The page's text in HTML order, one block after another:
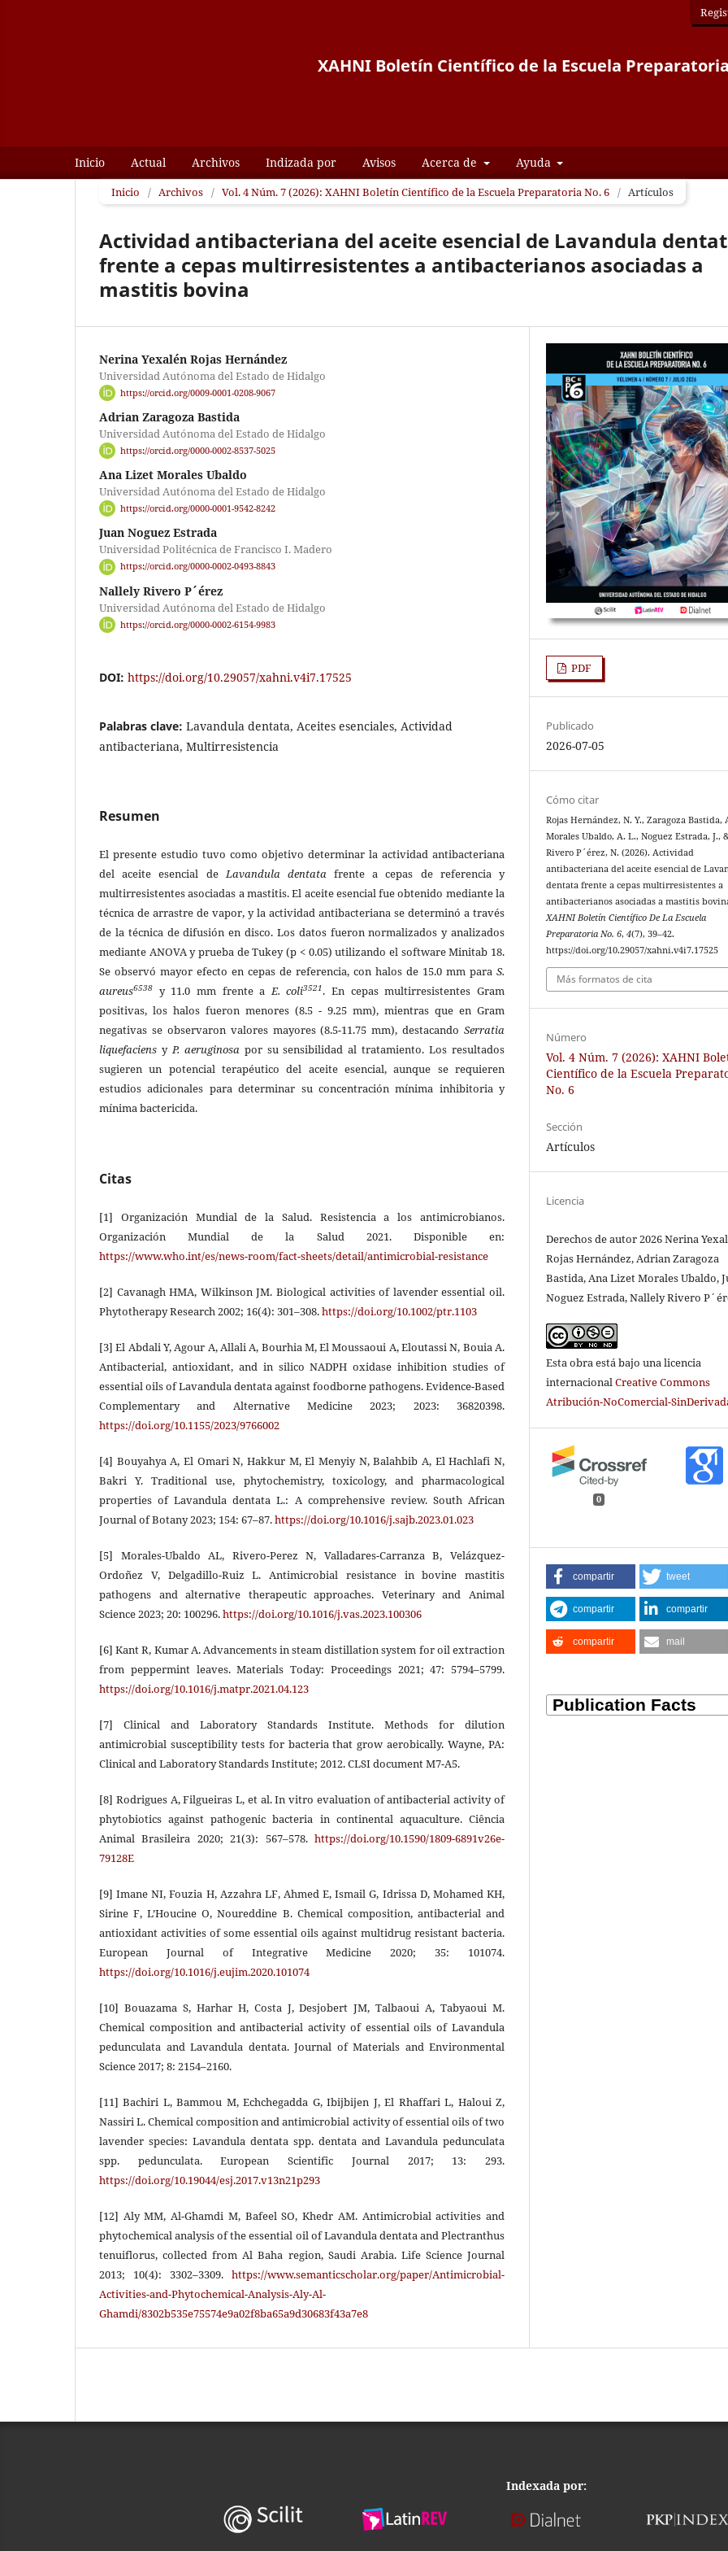
XAHNI Boletín Científico de la Escuela
Inicio Actual Archivos Indizada por Avisos Acerca de Ayuda
Inicio / Archivos / Vol. 4 Núm. 7 (2026): XAHNI Boletín Científico de la Escuela Preparatoria No. 6 / Artículos
Actividad antibacteriana del aceite esencial de Lavandula
frente a cepas multirresistentes a antibacterianos asociadas a
mastitis bovina
Nerina Yexalén Rojas Hernández
Universidad Autónoma del Estado de Hidalgo
https://orcid.org/0009-0001-0208-9067
Adrian Zaragoza Bastida
Universidad Autónoma del Estado de Hidalgo
https://orcid.org/0000-0002-8537-5025
Ana Lizet Morales Ubaldo
Universidad Autónoma del Estado de Hidalgo
https://orcid.org/0000-0001-9542-8242
Juan Noguez Estrada
Universidad Politécnica de Francisco I. Madero
https://orcid.org/0000-0002-0493-8843
Nallely Rivero P´érez
Universidad Autónoma del Estado de Hidalgo
https://orcid.org/0000-0002-6154-9983
DOI: https://doi.org/10.29057/xahni.v4i7.17525
Palabras clave: Lavandula dentata, Aceites esenciales, Actividad
antibacteriana, Multirresistencia
Resumen
El presente estudio tuvo como objetivo determinar la actividad antibacteriana
del aceite esencial deLavandula dentatafrente a cepas de referencia y
multirresistentes asociadas a mastitis. El aceite esencial fue obtenido mediante la
técnica de arrastre de vapor, y la actividad antibacteriana se determinó a través
de la técnica de difusión en disco. Los datos fueron normalizados y analizados
mediante ANOVA y prueba de Tukey (p < 0.05) utilizando el software Minitab 18.
Se observó mayor efecto en cepas de referencia, con halos de 15.0 mm para S.
aureus6538 y 11.0 mm frente aE. coli3521. En cepas multirresistentes Gram
positivas, los halos fueron menores (8.5 - 9.25 mm), mientras que en Gram
negativas se observaron valores mayores (8.5-11.75 mm), destacando Serratia
liquefaciens yP. aeruginosapor su sensibilidad al tratamiento. Los resultados
sugieren un potencial terapéutico del aceite esencial, aunque se requieren
estudios adicionales para determinar su concentración mínima inhibitoria y
mínima bactericida.
Citas
[1] Organización Mundial de la Salud. Resistencia a los antimicrobianos.
Organización Mundial de la Salud 2021. Disponible en:
https://www.who.int/es/news-room/fact-sheets/detail/antimicrobial-resistance
[2] Cavanagh HMA, Wilkinson JM. Biological activities of lavender essential oil.
Phytotherapy Research 2002; 16(4): 301–308.https://doi.org/10.1002/ptr.1103
[3] El Abdali Y, Agour A, Allali A, Bourhia M, El Moussaoui A, Eloutassi N, Bouia A.
Antibacterial, antioxidant, and in silico NADPH oxidase inhibition studies of
essential oils of Lavandula dentata against foodborne pathogens. Evidence-Based
Complementary and Alternative Medicine 2023; 2023: 36820398.
https://doi.org/10.1155/2023/9766002
[4] Bouyahya A, El Omari N, Hakkur M, El Menyiy N, Balahbib A, El Hachlafi N,
Bakri Y. Traditional use, phytochemistry, toxicology, and pharmacological
properties of Lavandula dentata L.: A comprehensive review. South African
Journal of Botany 2023; 154: 67–87.https://doi.org/10.1016/j.sajb.2023.01.023
[5] Morales-Ubaldo AL, Rivero-Perez N, Valladares-Carranza B, Velázquez-
Ordoñez V, Delgadillo-Ruiz L. Antimicrobial resistance in bovine mastitis
pathogens and alternative therapeutic approaches. Veterinary and Animal
Science 2023; 20: 100296.https://doi.org/10.1016/j.vas.2023.100306
[6] Kant R, Kumar A. Advancements in steam distillation system for oil extraction
from peppermint leaves. Materials Today: Proceedings 2021; 47: 5794–5799.
https://doi.org/10.1016/j.matpr.2021.04.123
[7] Clinical and Laboratory Standards Institute. Methods for dilution
antimicrobial susceptibility tests for bacteria that grow aerobically. Wayne, PA:
Clinical and Laboratory Standards Institute; 2012. CLSI document M7-A5.
[8] Rodrigues A, Filgueiras L, et al. In vitro evaluation of antibacterial activity of
phytobiotics against pathogenic bacteria in continental aquaculture. Ciência
Animal Brasileira 2020; 21(3): 567–578. https://doi.org/10.1590/1809-6891v26e-
79128E
[9] Imane NI, Fouzia H, Azzahra LF, Ahmed E, Ismail G, Idrissa D, Mohamed KH,
Sirine F, L’Houcine O, Noureddine B. Chemical composition, antibacterial and
antioxidant activities of some essential oils against multidrug resistant bacteria.
European Journal of Integrative Medicine 2020; 35: 101074.
https://doi.org/10.1016/j.eujim.2020.101074
[10] Bouazama S, Harhar H, Costa J, Desjobert JM, Talbaoui A, Tabyaoui M.
Chemical composition and antibacterial activity of essential oils of Lavandula
pedunculata and Lavandula dentata. Journal of Materials and Environmental
Science 2017; 8: 2154–2160.
[11] Bachiri L, Bammou M, Echchegadda G, Ibijbijen J, El Rhaffari L, Haloui Z,
Nassiri L. Chemical composition and antimicrobial activity of essential oils of two
lavender species: Lavandula dentata spp. dentata and Lavandula pedunculata
spp. pedunculata. European Scientific Journal 2017; 13: 293.
https://doi.org/10.19044/esj.2017.v13n21p293
[12] Aly MM, Al-Ghamdi M, Bafeel SO, Khedr AM. Antimicrobial activities and
phytochemical analysis of the essential oil of Lavandula dentata and Plectranthus
tenuiflorus, collected from Al Baha region, Saudi Arabia. Life Science Journal
2013; 10(4): 3302–3309. https://www.semanticscholar.org/paper/Antimicrobial-
Activities-and-Phytochemical-Analysis-Aly-Al-
Ghamdi/8302b535e75574e9a02f8ba65a9d30683f43a7e8
PDF
Publicado
2026-07-05
Cómo citar
Rojas Hernández, N. Y., Zaragoza Bastida,
Morales Ubaldo, A. L., Noguez Estrada, J.,
Rivero P´érez, N. (2026). Actividad
antibacteriana del aceite esencial de
dentata frente a cepas multirresistentes a
antibacterianos asociadas a mastitis
XAHNI Boletín Científico De La Escuela
Preparatoria No. 6,4(7), 39–42.
https://doi.org/10.29057/xahni.v4i7.17525
Más formatos de cita
Número
Vol. 4 Núm. 7 (2026): XAHNI
Científico de la Escuela
No. 6
Sección
Artículos
Licencia
Derechos de autor 2026 Nerina
Rojas Hernández, Adrian Zaragoza
Bastida, Ana Lizet Morales Ubaldo,
Noguez Estrada, Nallely Rivero
Esta obra está bajo una licencia
internacionalCreative Commons
Atribución-NoComercial-
0
compartir tweet
compartir compartir
compartir mail
Indexada por: